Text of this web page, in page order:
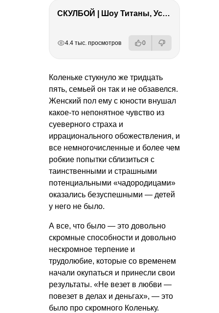
СКУЛБОЙ | Шоу Титаны, Усейн Болт, Ларрат, Зашквар!
4.4 тыс. просмотров 0
Коленьке стукнуло же тридцать
пять, семьей он так и не обзавелся.
Женский пол ему с юности внушал
какое-то непонятное чувство из
суеверного страха и
иррационального обожествления, и
все немногочисленные и более чем
робкие попытки сблизиться с
таинственными и страшными
потенциальными «чадородицами»
оказались безуспешными — детей
у него не было.
А все, что было — это довольно
скромные способности и довольно
нескромное терпение и
трудолюбие, которые со временем
начали окупаться и принесли свои
результаты. «Не везет в любви —
повезет в делах и деньгах», — это
было про скромного Коленьку.